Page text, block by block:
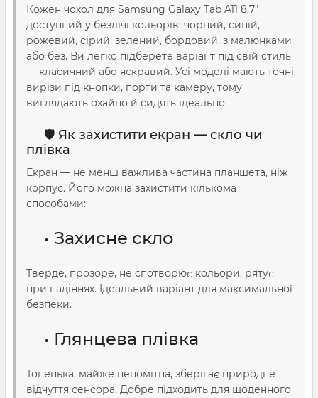
Кожен чохол для Samsung Galaxy Tab A11 8,7″
доступний у безлічі кольорів: чорний, синій,
рожевий, сірий, зелений, бордовий, з малюнками
або без. Ви легко підберете варіант під свій стиль
— класичний або яскравий. Усі моделі мають точні
вирізи під кнопки, порти та камеру, тому
виглядають охайно й сидять ідеально.
🛡️ Як захистити екран — скло чи
плівка
Екран — не менш важлива частина планшета, ніж
корпус. Його можна захистити кількома
способами:
• Захисне скло
Тверде, прозоре, не спотворює кольори, рятує
при падіннях. Ідеальний варіант для максимальної
безпеки.
• Глянцева плівка
Тоненька, майже непомітна, зберігає природне
відчуття сенсора. Добре підходить для щоденного